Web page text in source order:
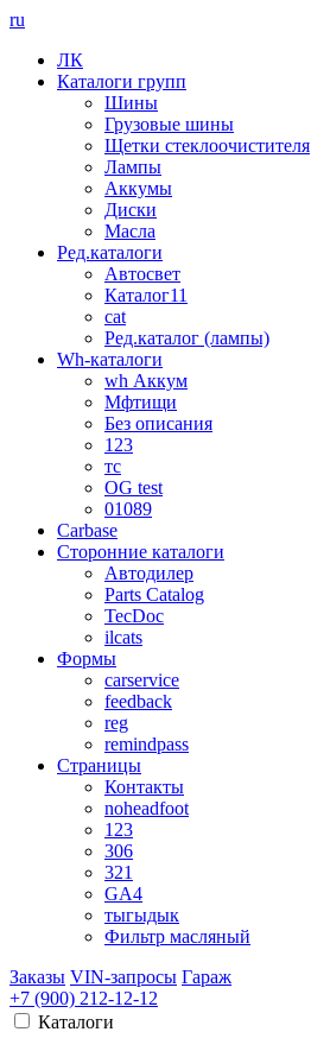
ru
ЛК
Каталоги групп
Шины
Грузовые шины
Щетки стеклоочистителя
Лампы
Аккумы
Диски
Масла
Ред.каталоги
Автосвет
Каталог11
cat
Ред.каталог (лампы)
Wh-каталоги
wh Аккум
Мфтищи
Без описания
123
тс
OG test
01089
Carbase
Сторонние каталоги
Автодилер
Parts Catalog
TecDoc
ilcats
Формы
carservice
feedback
reg
remindpass
Страницы
Контакты
noheadfoot
123
306
321
GA4
тыгыдык
Фильтр масляный
Заказы VIN-запросы Гараж
+7 (900) 212-12-12
Каталоги